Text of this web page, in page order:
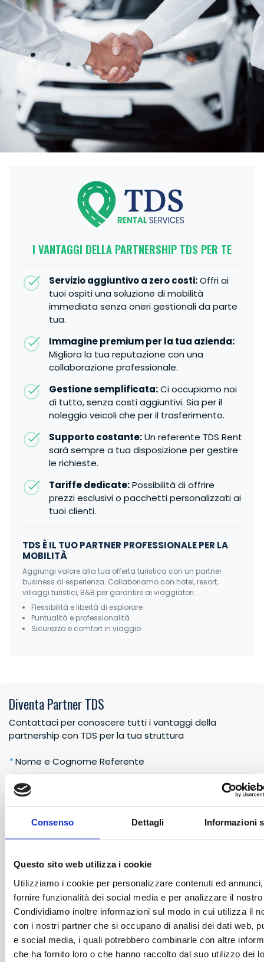
Consenso Dettagli Informazioni
Questo sito web utilizza i cookie
Utilizziamo i cookie per personalizzare contenuti ed
fornire funzionalità dei social media e per analizzare il
Condividiamo inoltre informazioni sul modo in cui utilizza il
con i nostri partner che si occupano di analisi dei dati web,
e social media, i quali potrebbero combinarle con altre
che ha fornito loro o che hanno raccolto dal suo utilizzo dei
I VANTAGGI DELLA PARTNERSHIP TDS PER TE
Servizio aggiuntivo a zero costi:Offri ai
tuoi ospiti una soluzione di mobilità
immediata senza oneri gestionali da parte
tua.
Immagine premium per la tua azienda:
Migliora la tua reputazione con una
collaborazione professionale.
Gestione semplificata:Ci occupiamo noi
di tutto, senza costi aggiuntivi. Sia per il
noleggio veicoli che per il trasferimento.
Supporto costante:Un referente TDS Rent
sarà sempre a tua disposizione per gestire
le richieste.
Tariffe dedicate:Possibilità di offrire
prezzi esclusivi o pacchetti personalizzati ai
tuoi clienti.
TDS È IL TUO PARTNER PROFESSIONALE PER LA
MOBILITÀ
Aggiungi valore alla tua offerta turistica con un partner
business di esperienza. Collaboriamo con hotel, resort,
villaggi turistici, B&B per garantire ai viaggiatori:
Flessibilità e libertà di esplorare
Puntualità e professionalità
Sicurezza e comfort in viaggio
Diventa Partner TDS
Contattaci per conoscere tutti i vantaggi della
partnership con TDS per la tua struttura
*Nome e Cognome Referente
*Nome Struttura / Azienda
E-mail Aziendale
Telefono / Cellulare